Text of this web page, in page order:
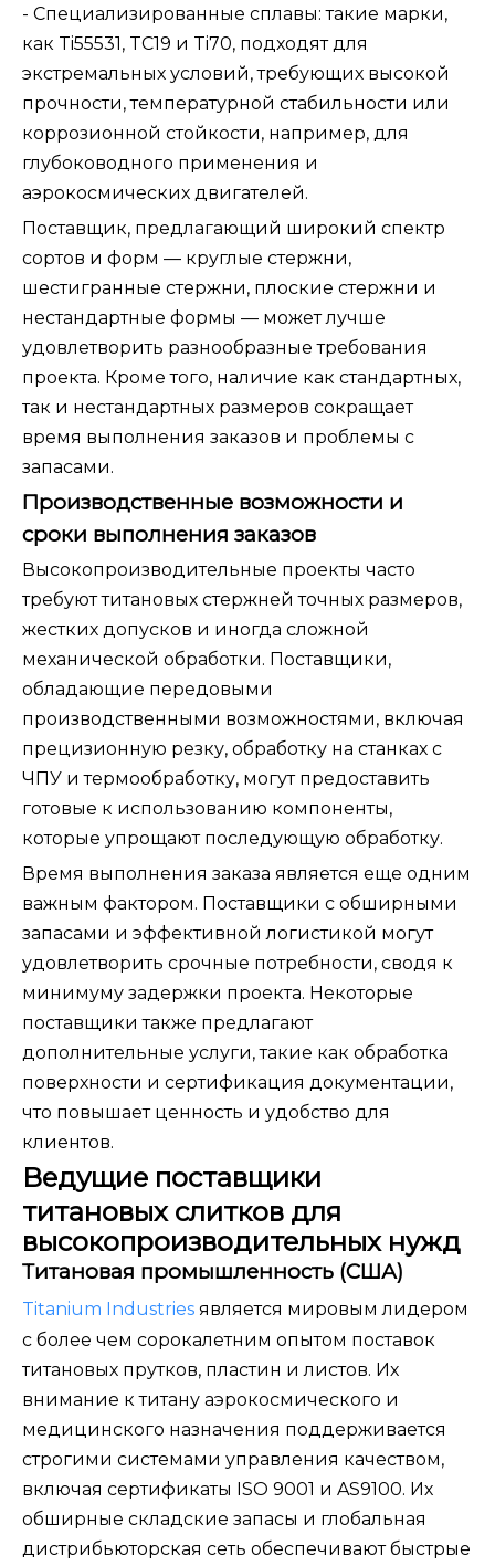
- Специализированные сплавы: такие марки,
как Ti55531, TC19 и Ti70, подходят для
экстремальных условий, требующих высокой
прочности, температурной стабильности или
коррозионной стойкости, например, для
глубоководного применения и
аэрокосмических двигателей.
Поставщик, предлагающий широкий спектр
сортов и форм — круглые стержни,
шестигранные стержни, плоские стержни и
нестандартные формы — может лучше
удовлетворить разнообразные требования
проекта. Кроме того, наличие как стандартных,
так и нестандартных размеров сокращает
время выполнения заказов и проблемы с
запасами.
Производственные возможности и
сроки выполнения заказов
Высокопроизводительные проекты часто
требуют титановых стержней точных размеров,
жестких допусков и иногда сложной
механической обработки. Поставщики,
обладающие передовыми
производственными возможностями, включая
прецизионную резку, обработку на станках с
ЧПУ и термообработку, могут предоставить
готовые к использованию компоненты,
которые упрощают последующую обработку.
Время выполнения заказа является еще одним
важным фактором. Поставщики с обширными
запасами и эффективной логистикой могут
удовлетворить срочные потребности, сводя к
минимуму задержки проекта. Некоторые
поставщики также предлагают
дополнительные услуги, такие как обработка
поверхности и сертификация документации,
что повышает ценность и удобство для
клиентов.
Ведущие поставщики
титановых слитков для
высокопроизводительных нужд
Титановая промышленность (США)
Titanium Industries является мировым лидером
с более чем сорокалетним опытом поставок
титановых прутков, пластин и листов. Их
внимание к титану аэрокосмического и
медицинского назначения поддерживается
строгими системами управления качеством,
включая сертификаты ISO 9001 и AS9100. Их
обширные складские запасы и глобальная
дистрибьюторская сеть обеспечивают быстрые